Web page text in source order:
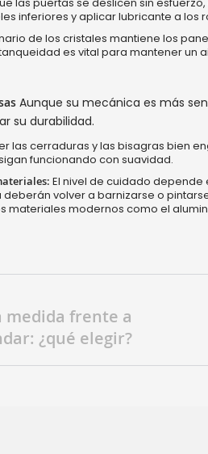
inferiores y aplicar lubricante a los
de los cristales mantiene los
es vital para mantener un
Aunque su mecánica es más
su durabilidad.
las cerraduras y las bisagras bien
funcionando con suavidad.
El nivel de cuidado
volver a barnizarse o
materiales modernos como el
medida frente a
¿qué elegir?